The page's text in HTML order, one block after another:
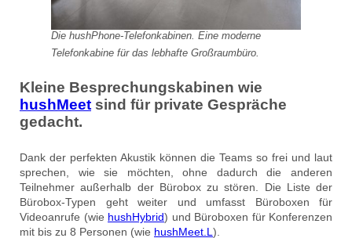
Die hushPhone-Telefonkabinen. Eine moderne
Telefonkabine für das lebhafte Großraumbüro.
Kleine Besprechungskabinen wie
hushMeet sind für private Gespräche
gedacht.
Dank der perfekten Akustik können die Teams so frei und laut
sprechen, wie sie möchten, ohne dadurch die anderen
Teilnehmer außerhalb der Bürobox zu stören. Die Liste der
Bürobox-Typen geht weiter und umfasst Büroboxen für
Videoanrufe (wie hushHybrid) und Büroboxen für Konferenzen
mit bis zu 8 Personen (wie hushMeet.L ).